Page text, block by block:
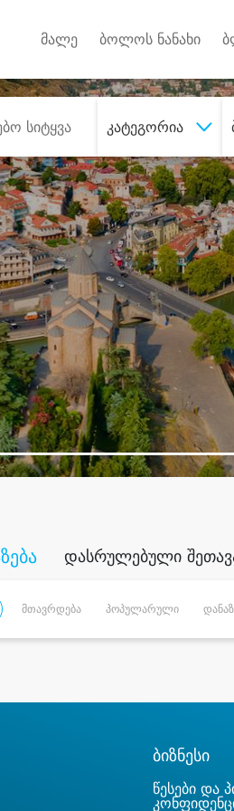
მალე ბოლოს ნანახი
კატეგორია
სასურველი
დასრულებული
მთავრდება პოპულარული
ბიზნესი
წესები და